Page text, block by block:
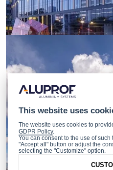
This website uses
The website uses cookies to
GDPR Policy.
You can consent to the use of
"Accept all" button or adjust the
selecting the "Customize" option.